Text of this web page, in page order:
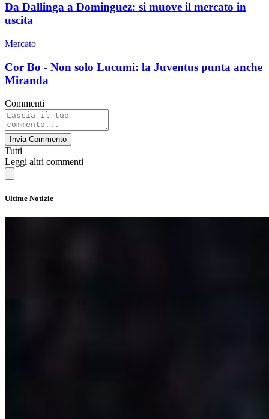
Da Dallinga a Dominguez: si muove il mercato in
uscita
Mercato
Cor Bo - Non solo Lucumi: la Juventus punta anche
Miranda
Commenti
Invia Commento
Tutti
Leggi altri commenti
Ultime Notizie